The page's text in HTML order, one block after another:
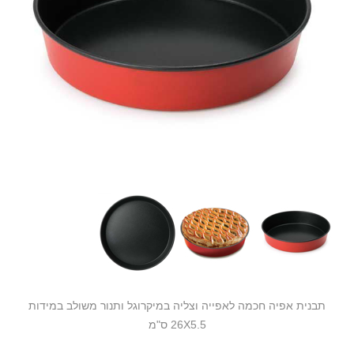
תבנית אפיה חכמה לאפייה וצליה במיקרוגל ותנור משולב במידות
26X5.5 ס"מ